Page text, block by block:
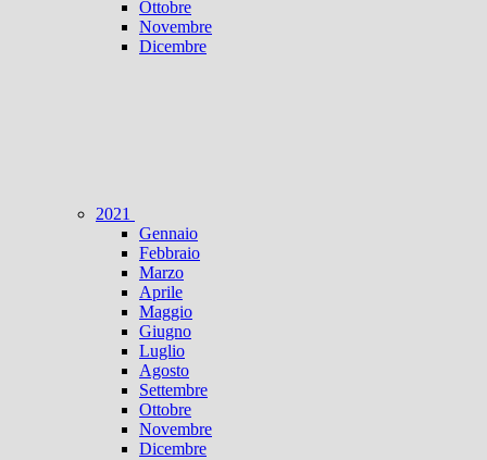
Ottobre
Novembre
Dicembre
2021
Gennaio
Febbraio
Marzo
Aprile
Maggio
Giugno
Luglio
Agosto
Settembre
Ottobre
Novembre
Dicembre